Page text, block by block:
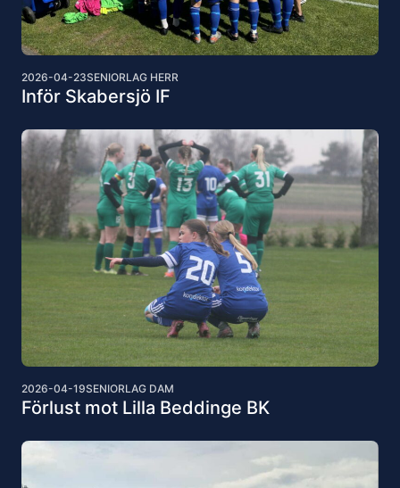
2026-04-23SENIORLAG HERR
Inför Skabersjö IF
2026-04-19SENIORLAG DAM
Förlust mot Lilla Beddinge BK